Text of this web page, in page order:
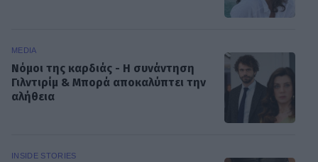
MEDIA
Νόμοι της καρδιάς - Η συνάντηση
Γιλντιρίμ & Μπορά αποκαλύπτει την
αλήθεια
INSIDE STORIES